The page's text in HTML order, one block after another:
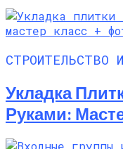
СТРОИТЕЛЬСТВО
Укладка
Руками: